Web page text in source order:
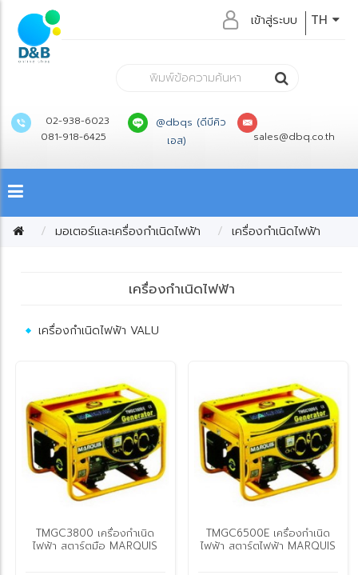
TH
เข้าสู่ระบบ
02-938-6023
081-918-6425
@dbqs (ดีบีคิว
เอส)
sales@dbq.co.th
มอเตอร์และเครื่องกำเนิดไฟฟ้า เครื่องกำเนิดไฟฟ้า
เครื่องกำเนิดไฟฟ้า
เครื่องกำเนิดไฟฟ้า VALU
TMGC3800 เครื่องกำเนิด
ไฟฟ้า สตาร์ตมือ MARQUIS
TMGC6500E เครื่องกำเนิด
ไฟฟ้า สตาร์ตไฟฟ้า MARQUIS